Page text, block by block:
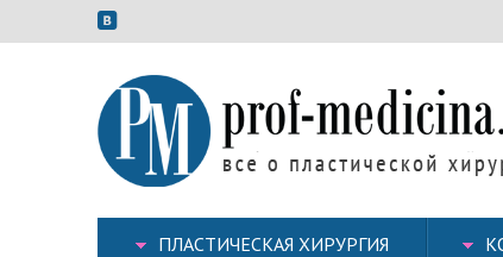
ПЛАСТИЧЕСКАЯ ХИРУРГИЯ